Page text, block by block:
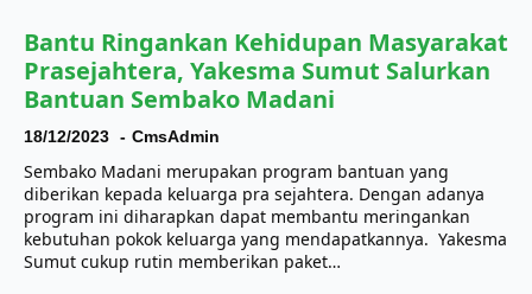
Bantu Ringankan Kehidupan Masyarakat
Prasejahtera, Yakesma Sumut Salurkan
Bantuan Sembako Madani
18/12/2023 CmsAdmin
Sembako Madani merupakan program bantuan yang
diberikan kepada keluarga pra sejahtera. Dengan adanya
program ini diharapkan dapat membantu meringankan
kebutuhan pokok keluarga yang mendapatkannya. Yakesma
Sumut cukup rutin memberikan paket…